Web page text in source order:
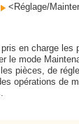
<Réglage/
en charge les
le mode
pièces, de
opérations de